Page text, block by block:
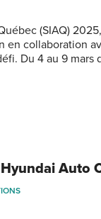
(SIAQ)
en collaboration
Du 4 au 9 mars
Auto